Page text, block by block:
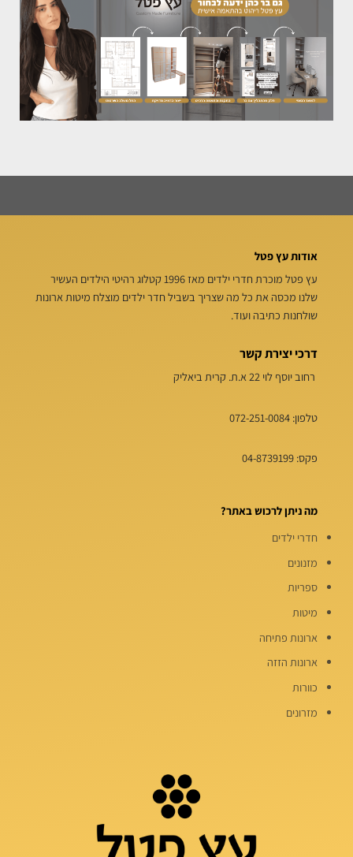
אודות עץ פטל
עץ פטל מוכרת חדרי ילדים מאז 1996 קטלוג רהיטי הילדים העשיר
שלנו מכסה את כל מה שצריך בשביל חדר ילדים מוצלח מיטות ארונות
שולחנות כתיבה ועוד.
דרכי יצירת קשר
רחוב יוסף לוי 22 א.ת. קרית ביאליק
טלפון: 072-251-0084
פקס: 04-8739199
מה ניתן לרכוש באתר?
חדרי ילדים
מזנונים
ספריות
מיטות
ארונות פתיחה
ארונות הזזה
כוורות
מזרונים